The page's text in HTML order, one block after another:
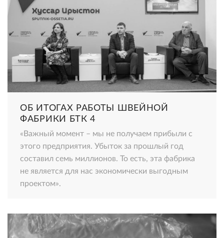
ОБ ИТОГАХ РАБОТЫ ШВЕЙНОЙ
ФАБРИКИ БТК 4
«Важный момент – мы не получаем прибыли с
этого предприятия. Убыток за прошлый год
составил семь миллионов. То есть, эта фабрика
не является для нас экономически выгодным
проектом».